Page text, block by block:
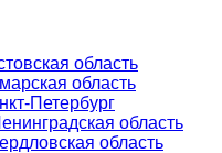
область
область
Петербург
область
область